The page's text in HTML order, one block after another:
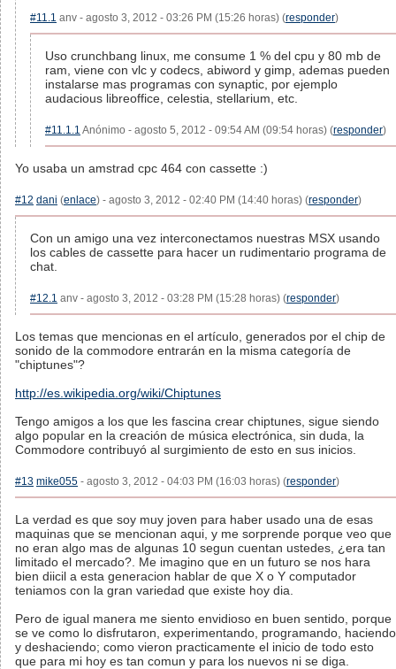
#11.1 anv - agosto 3, 2012 - 03:26 PM (15:26 horas) (responder)
Uso crunchbang linux, me consume 1 % del cpu y 80 mb de
ram, viene con vlc y codecs, abiword y gimp, ademas pueden
instalarse mas programas con synaptic, por ejemplo
audacious libreoffice, celestia, stellarium, etc.
#11.1.1 Anónimo - agosto 5, 2012 - 09:54 AM (09:54 horas) (responder)
Yo usaba un amstrad cpc 464 con cassette :)
#12 dani (enlace) - agosto 3, 2012 - 02:40 PM (14:40 horas) (responder)
Con un amigo una vez interconectamos nuestras MSX usando
los cables de cassette para hacer un rudimentario programa de
chat.
#12.1 anv - agosto 3, 2012 - 03:28 PM (15:28 horas) (responder)
Los temas que mencionas en el artículo, generados por el chip de
sonido de la commodore entrarán en la misma categoría de
"chiptunes"?
http://es.wikipedia.org/wiki/Chiptunes
Tengo amigos a los que les fascina crear chiptunes, sigue siendo
algo popular en la creación de música electrónica, sin duda, la
Commodore contribuyó al surgimiento de esto en sus inicios.
#13 mike055 - agosto 3, 2012 - 04:03 PM (16:03 horas) (responder)
La verdad es que soy muy joven para haber usado una de esas
maquinas que se mencionan aqui, y me sorprende porque veo que
no eran algo mas de algunas 10 segun cuentan ustedes, ¿era tan
limitado el mercado?. Me imagino que en un futuro se nos hara
bien diicil a esta generacion hablar de que X o Y computador
teniamos con la gran variedad que existe hoy dia.
Pero de igual manera me siento envidioso en buen sentido, porque
se ve como lo disfrutaron, experimentando, programando, haciendo
y deshaciendo; como vieron practicamente el inicio de todo esto
que para mi hoy es tan comun y para los nuevos ni se diga.